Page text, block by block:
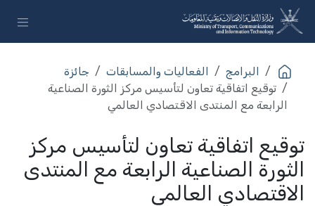
تخطي للذهاب إلى المحتوى
البرامج الفعاليات والمسابقات
جائزة
توقيع اتفاقية تعاون لتأسيس مركز الثورة الصناعية
الرابعة مع المنتدى الاقتصادي العالمي
توقيع اتفاقية تعاون لتأسيس مركز
الثورة الصناعية الرابعة مع المنتدى
الاقتصادي العالمي